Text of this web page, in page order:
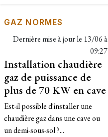
GAZ NORMES
Dernière mise à jour le 13/06 à
09:27
Installation chaudière
gaz de puissance de
plus de 70 KW en cave
Est-il possible d'installer une
chaudière gaz dans une cave ou
un demi-sous-sol ?...